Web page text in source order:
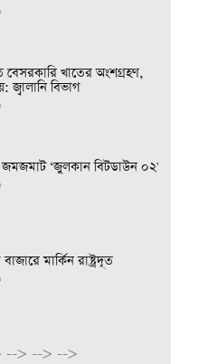
খাতের অংশগ্রহণ,
জ্বালানি বিভাগ
জমজমাট ‘জুলকান বিটডাউন ০২'
মার্কিন রাষ্ট্রদূত
--> --> -->